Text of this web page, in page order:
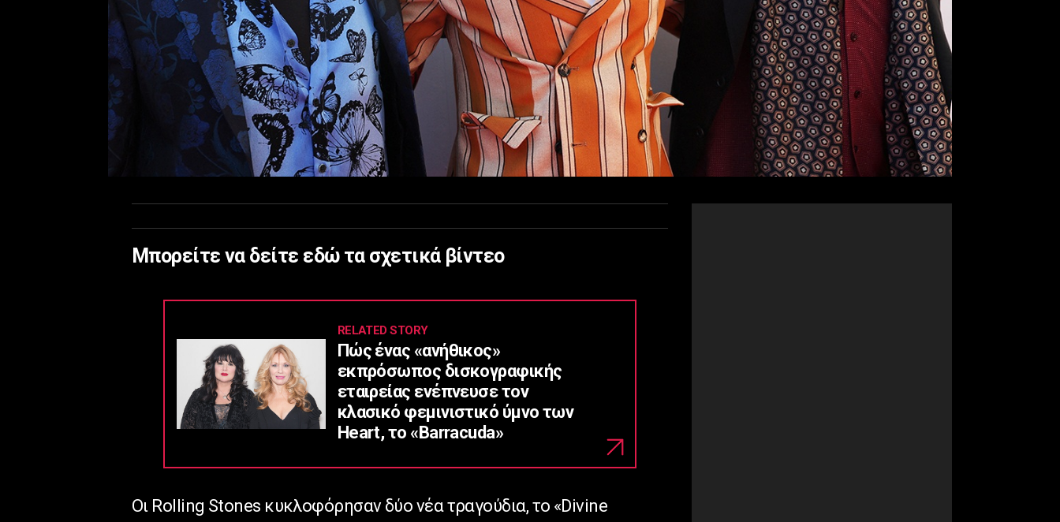
Μπορείτε να δείτε εδώ τα σχετικά βίντεο
RELATED STORY
Πώς ένας «ανήθικος»
εκπρόσωπος δισκογραφικής
εταιρείας ενέπνευσε τον
κλασικό φεμινιστικό ύμνο των
Heart, το «Barracuda»
Οι Rolling Stones κυκλοφόρησαν δύο νέα τραγούδια, το «Divine